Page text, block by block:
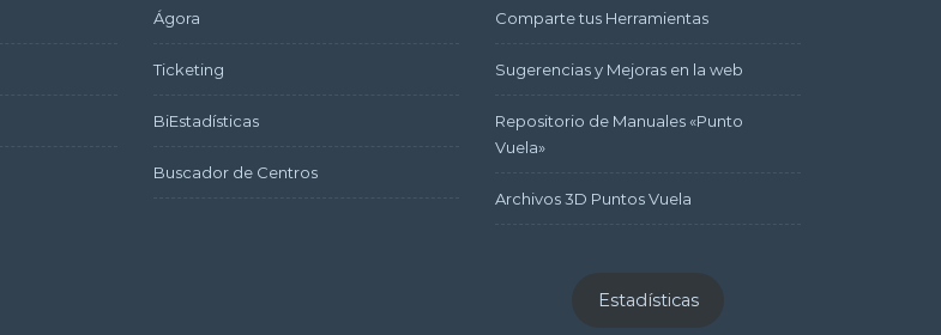
Ágora
Ticketing
BiEstadísticas
Buscador de Centros
Comparte tus Herramientas
Sugerencias y Mejoras en la web
Repositorio de Manuales «Punto
Vuela»
Archivos 3D Puntos Vuela
Estadísticas